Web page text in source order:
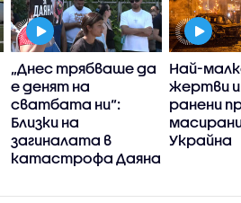
„Днес трябваше да
е денят на
сватбата ни“:
Близки на
загиналата в
катастрофа Даяна
шофьор на тир
Най-
жертви
ранени
Украйна